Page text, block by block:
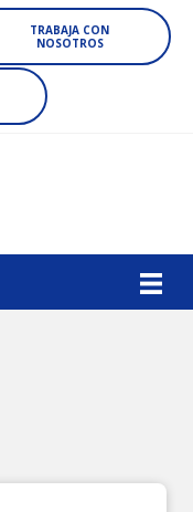
TRABAJA CON
NOSOTROS